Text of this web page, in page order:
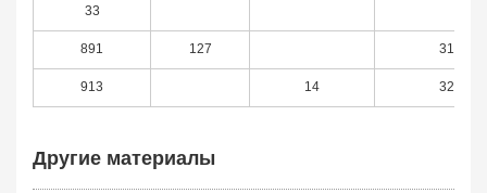
33
891 127 31,3
913 14 32,2
Другие материалы